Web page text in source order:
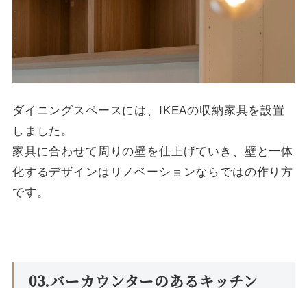
ダイニングスペースには、IKEAの収納家具を設置
しました。
家具に合わせて周りの壁を仕上げていき、壁と一体
化するデザインはリノベーションならではの作り方
です。
03.バーカウンターのあるキッチン